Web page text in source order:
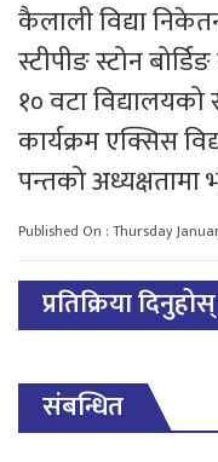
कैलाली विद्या
स्टीपीङ स्टोन
१० वटा विद्यालयको
कार्यक्रम एक्सिस
पन्तको अध्यक्षतामा
Published On : Thursday
प्रतिक्रिया दिनुहोस्
संबन्धित